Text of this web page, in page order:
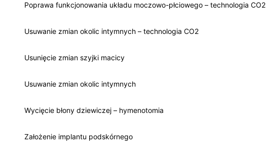
Poprawa funkcjonowania układu moczowo-płciowego – technologia CO2
Usuwanie zmian okolic intymnych – technologia CO2
Usunięcie zmian szyjki macicy
Usuwanie zmian okolic intymnych
Wycięcie błony dziewiczej – hymenotomia
Założenie implantu podskórnego